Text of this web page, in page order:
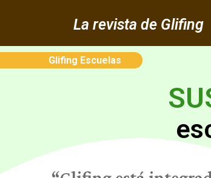
La revista de Glifing
Glifing Escuelas